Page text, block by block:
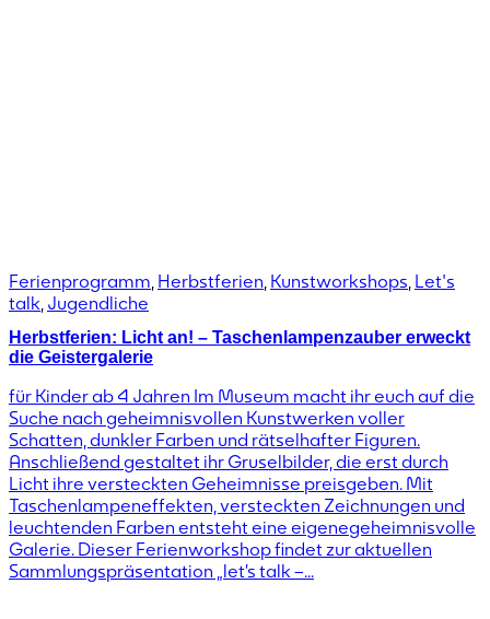
Ferienprogramm Herbstferien Kunstworkshops Let's
talk Jugendliche
Herbstferien: Licht an! – Taschenlampenzauber erweckt
die Geistergalerie
für Kinder ab 4 Jahren Im Museum macht ihr euch auf die
Suche nach geheimnisvollen Kunstwerken voller
Schatten, dunkler Farben und rätselhafter Figuren.
Anschließend gestaltet ihr Gruselbilder, die erst durch
Licht ihre versteckten Geheimnisse preisgeben. Mit
Taschenlampeneffekten, versteckten Zeichnungen und
leuchtenden Farben entsteht eine eigenegeheimnisvolle
Galerie. Dieser Ferienworkshop findet zur aktuellen
Sammlungspräsentation „let’s talk –...